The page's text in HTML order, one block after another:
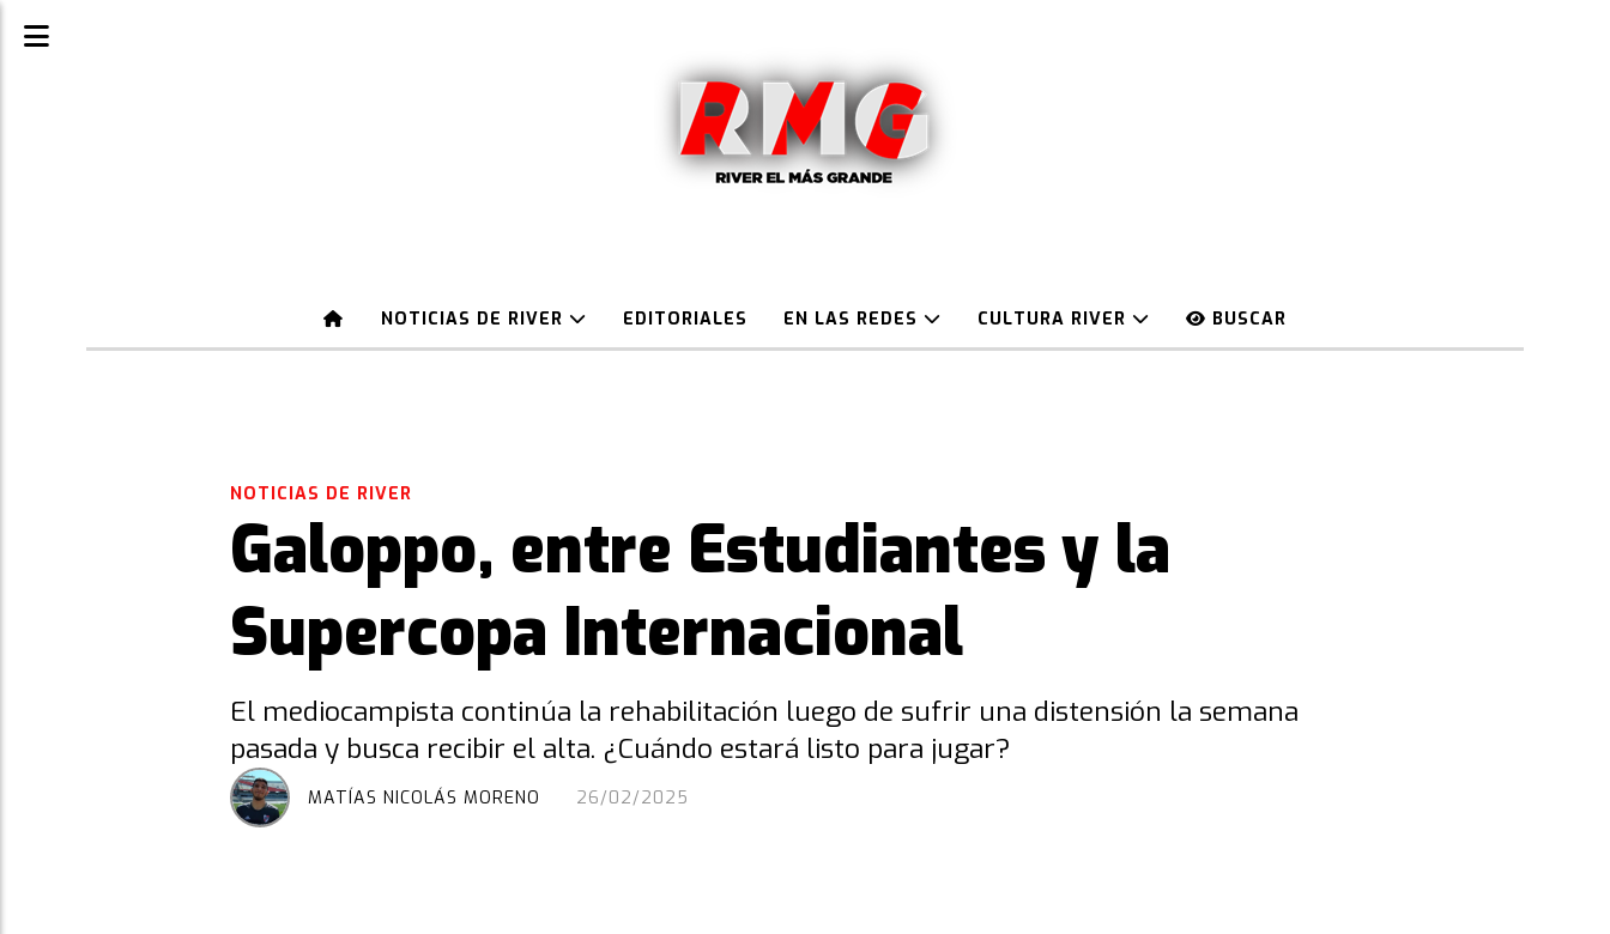
NOTICIAS DE RIVER EDITORIALES EN LAS REDES CULTURA RIVER BUSCAR
Galoppo, entre Estudiantes y la
Supercopa Internacional
El mediocampista continúa la rehabilitación luego de sufrir una distensión la semana
pasada y busca recibir el alta. ¿Cuándo estará listo para jugar?
NOTICIAS DE RIVER
26/02/2025
MATÍAS NICOLÁS MORENO